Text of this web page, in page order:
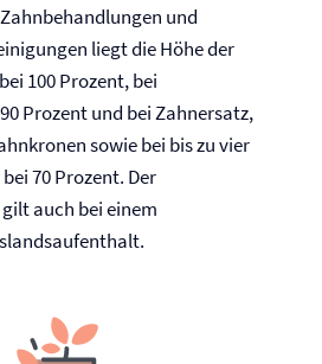
und
liegt die Höhe der
100 Prozent, bei
Prozent und bei Zahnersatz,
sowie bei bis zu vier
70 Prozent. Der
auch bei einem